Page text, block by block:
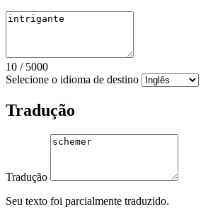
10 / 5000
Selecione o idioma de destino
Tradução
Tradução
Seu texto foi parcialmente traduzido.